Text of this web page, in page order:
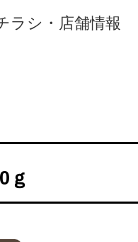
ラシ・店舗情報
ｇ